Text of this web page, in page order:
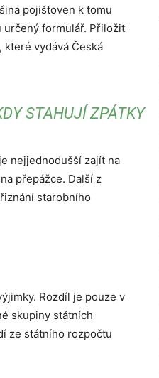
pojišťoven k tomu
určený formulář. Přiložit
vydává Česká
STAHUJÍ ZPÁTKY
nejjednodušší zajít na
přepážce. Další z
starobního
Rozdíl je pouze v
skupiny státních
ze státního rozpočtu